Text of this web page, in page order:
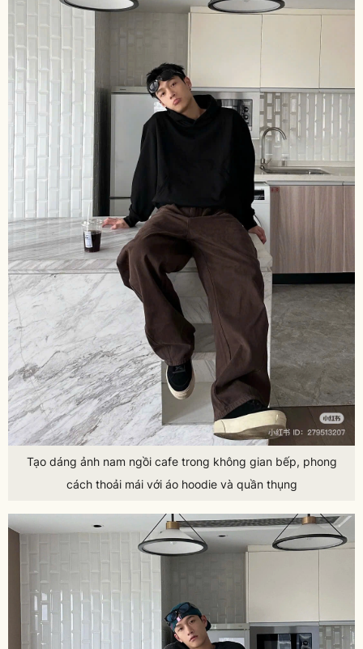
Tạo dáng ảnh nam ngồi cafe trong không gian bếp, phong
cách thoải mái với áo hoodie và quần thụng